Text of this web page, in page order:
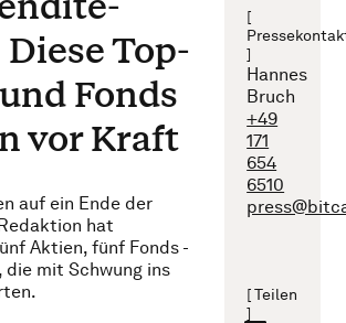
Top-
Fonds
vor Kraft
auf ein Ende der
hat
Aktien, fünf Fonds -
die mit Schwung ins
[
]
Hannes
Bruch
+49
171
654
6510
[ Teilen
]